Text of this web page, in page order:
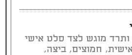
ותרד מוגש לצד סלט אישי
חמוצים, ביצה,